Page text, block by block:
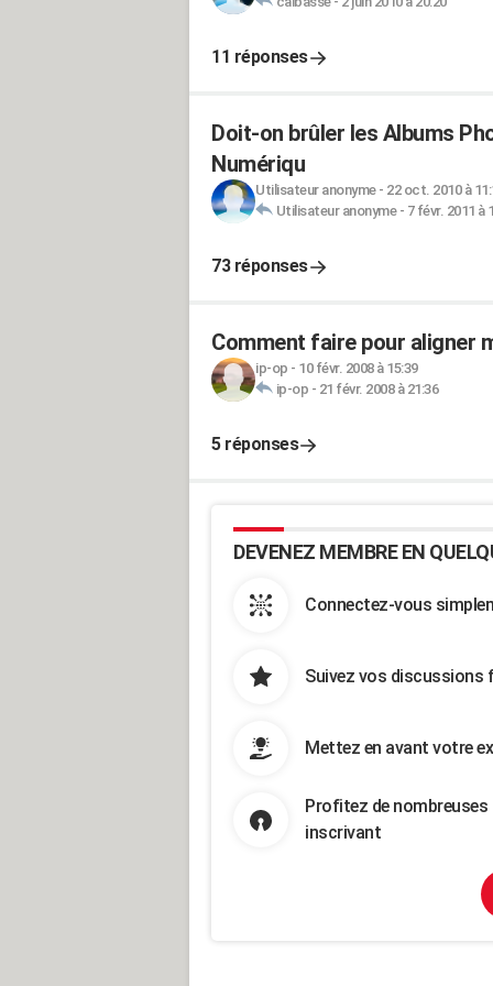
11 réponses
Doit-on brûler les Albums
Numériqu
Utilisateur anonyme- 22 oct. 2010 à
Utilisateur anonyme- 7 févr. 2011 à
73 réponses
Comment faire pour aligner
ip-op - 10 févr. 2008 à 15:39
ip-op - 21 févr. 2008 à 21:36
5 réponses
DEVENEZ MEMBRE EN
Connectez-vous
Suivez vos discussions
Mettez en avant votre
Profitez de
inscrivant